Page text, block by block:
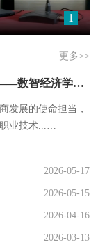
1
更多>>
政校企赋能乡村振兴，实战课堂助农直播——数智经济学院师生赴安福西瓜节
发展的使命担当，
业技术...
2026-05-17
2026-05-15
2026-04-16
2026-03-13